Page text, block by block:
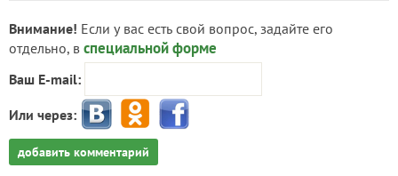
Внимание! Если у вас есть свой вопрос, задайте его
отдельно, в специальной форме
Ваш E-mail:
Или через:
добавить комментарий